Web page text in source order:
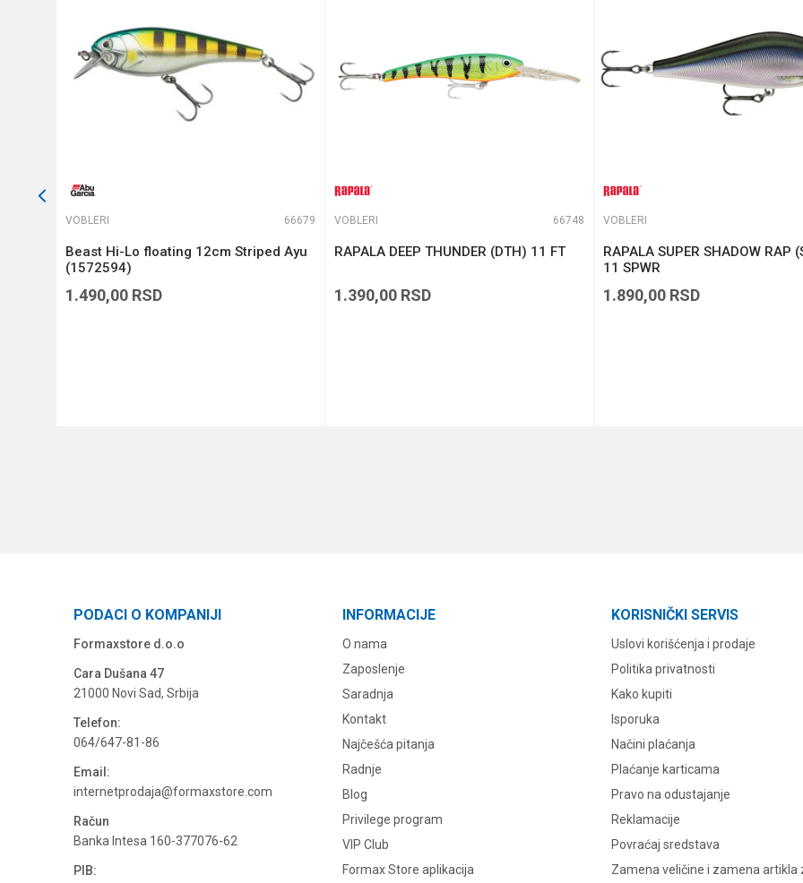
POŠALJI
VOBLERI 66679
Beast Hi-Lo floating 12cm Striped Ayu
(1572594)
1.490,00 RSD
VOBLERI 66748
RAPALA DEEP THUNDER (DTH) 11 FT
1.390,00 RSD
VOBLERI
RAPALA SUPER SHADOW RAP
11 SPWR
1.890,00 RSD
PODACI O KOMPANIJI
Formaxstore d.o.o
Cara Dušana 47
21000 Novi Sad, Srbija
Telefon:
064/647-81-86
Email:
internetprodaja@formaxstore.com
Račun
Banka Intesa 160-377076-62
PIB:
INFORMACIJE
O nama
Zaposlenje
Saradnja
Kontakt
Najčešća pitanja
Radnje
Blog
Privilege program
VIP Club
Formax Store aplikacija
KORISNIČKI SERVIS
Uslovi korišćenja i prodaje
Politika privatnosti
Kako kupiti
Isporuka
Načini plaćanja
Plaćanje karticama
Pravo na odustajanje
Reklamacije
Povraćaj sredstava
Zamena veličine i zamena artikla